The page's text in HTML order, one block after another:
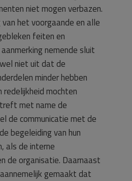
niet mogen verbazen.
het voorgaande en alle
feiten en
nemende sluit
niet uit dat de
minder hebben
redelijkheid mochten
met name de
de communicatie met de
begeleiding van hun
als de interne
de organisatie. Daarnaast
gemaakt dat